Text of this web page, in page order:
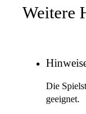
Weitere
Die
geeignet.